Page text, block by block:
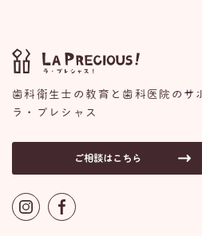
歯科衛生士の教育と歯科医院のサ
ラ・プレシャス
ご相談はこちら